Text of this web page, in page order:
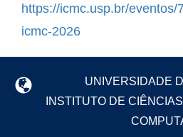
https://icmc.usp.br/eventos/
icmc-2026
UNIVERSIDADE
INSTITUTO DE